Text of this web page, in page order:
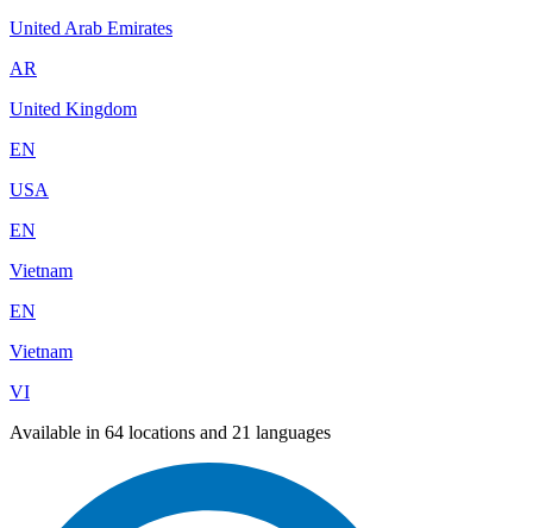
United Arab Emirates
AR
United Kingdom
EN
USA
EN
Vietnam
EN
Vietnam
VI
Available in 64 locations and 21 languages